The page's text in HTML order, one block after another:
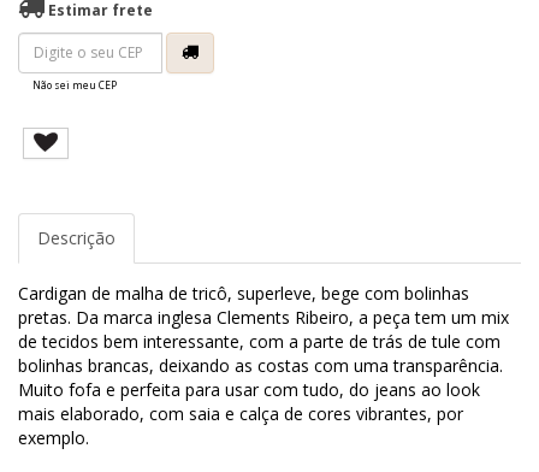
Estimar frete
Não sei meu CEP
Descrição
Cardigan de malha de tricô, superleve, bege com bolinhas
pretas. Da marca inglesa Clements Ribeiro, a peça tem um mix
de tecidos bem interessante, com a parte de trás de tule com
bolinhas brancas, deixando as costas com uma transparência.
Muito fofa e perfeita para usar com tudo, do jeans ao look
mais elaborado, com saia e calça de cores vibrantes, por
exemplo.